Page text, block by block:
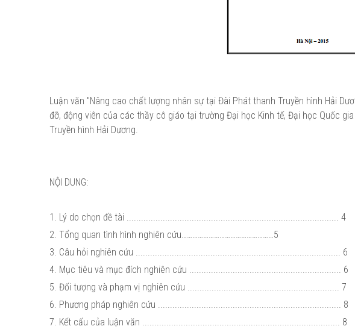
Luận văn "Nâng cao chất lượng nhân sự tại Đài Phát thanh Truyền hình Hải
đỡ, động viên của các thầy cô giáo tại trường Đại học Kinh tế, Đại học Quốc
Truyền hình Hải Dương.
NỘI DUNG:
1. Lý do chọn đề tài ........................................................................................ 4
2. Tổng quan tình hình nghiên cứu……………………………………………5
3. Câu hỏi nghiên cứu ..................................................................................... 6
4. Mục tiêu và mục đích nghiên cứu ............................................................... 6
5. Đối tượng và phạm vị nghiên cứu ............................................................... 7
6. Phương pháp nghiên cứu ............................................................................ 8
7. Kết cấu của luận văn .................................................................................. 8